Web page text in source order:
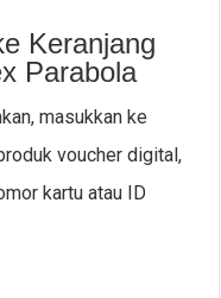
Keranjang
Parabola
masukkan ke
voucher digital,
kartu atau ID